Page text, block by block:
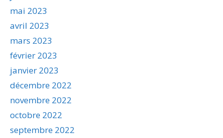
mai 2023
avril 2023
mars 2023
février 2023
janvier 2023
décembre 2022
novembre 2022
octobre 2022
septembre 2022